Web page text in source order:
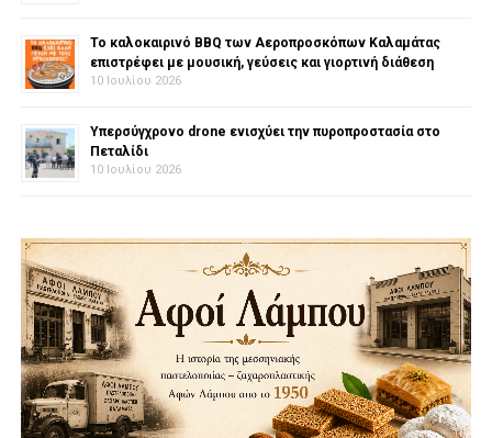
Το καλοκαιρινό BBQ των Αεροπροσκόπων Καλαμάτας
επιστρέφει με μουσική, γεύσεις και γιορτινή διάθεση
10 Ιουλίου 2026
Υπερσύγχρονο drone ενισχύει την πυροπροστασία στο
Πεταλίδι
10 Ιουλίου 2026